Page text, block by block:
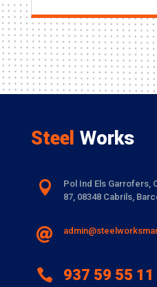
Steel Works
 Pol Ind Els Garrofers,
87, 08348 Cabrils,

 937 59 55 11